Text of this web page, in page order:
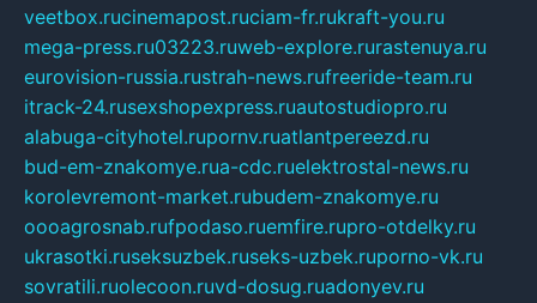
veetbox.rucinemapost.ruciam-fr.rukraft-you.ru
mega-press.ru03223.ruweb-explore.rurastenuya.ru
eurovision-russia.rustrah-news.rufreeride-team.ru
itrack-24.rusexshopexpress.ruautostudiopro.ru
alabuga-cityhotel.rupornv.ruatlantpereezd.ru
bud-em-znakomye.rua-cdc.ruelektrostal-news.ru
korolevremont-market.rubudem-znakomye.ru
oooagrosnab.rufpodaso.ruemfire.rupro-otdelky.ru
ukrasotki.ruseksuzbek.ruseks-uzbek.ruporno-vk.ru
sovratili.ruolecoon.ruvd-dosug.ruadonyev.ru